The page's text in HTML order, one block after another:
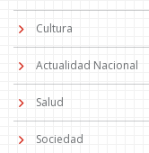
Cultura
Actualidad Nacional
Salud
Sociedad